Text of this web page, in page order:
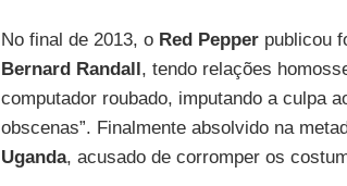
No final de 2013, o Red Pepperpublicou
Bernard Randall, tendo relações
computador roubado, imputando a culpa
obscenas”. Finalmente absolvido na
Uganda, acusado de corromper os